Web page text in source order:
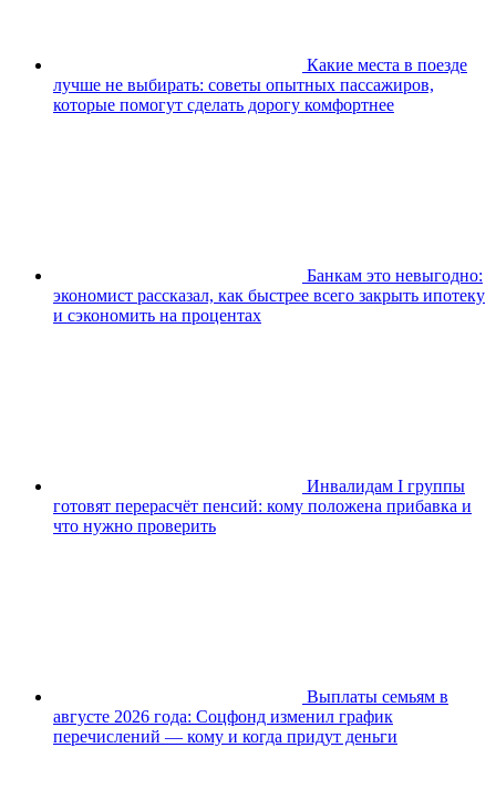
Какие места в поезде
лучше не выбирать: советы опытных пассажиров,
которые помогут сделать дорогу комфортнее
Банкам это невыгодно:
экономист рассказал, как быстрее всего закрыть ипотеку
и сэкономить на процентах
Инвалидам I группы
готовят перерасчёт пенсий: кому положена прибавка и
что нужно проверить
Выплаты семьям в
августе 2026 года: Соцфонд изменил график
перечислений — кому и когда придут деньги